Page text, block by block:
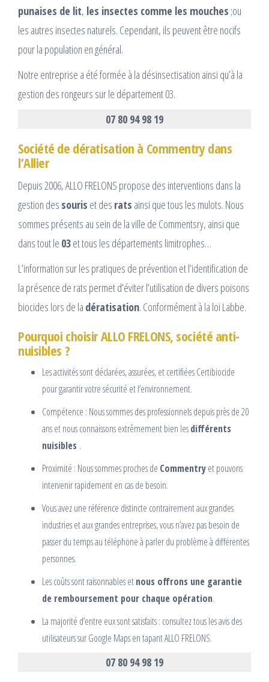
punaises de lit, les insectes comme les mouches ;ou
les autres insectes naturels. Cependant, ils peuvent être nocifs
pour la population en général.
Notre entreprise a été formée à la désinsectisation ainsi qu’à la
gestion des rongeurs sur le département 03.
07 80 94 98 19
Société de dératisation à Commentry dans
l’Allier
Depuis 2006, ALLO FRELONS propose des interventions dans la
gestion des souris et des rats ainsi que tous les mulots. Nous
sommes présents au sein de la ville de Commentsry, ainsi que
dans tout le 03et tous les départements limitrophes…
L’information sur les pratiques de prévention et l’identification de
la présence de rats permet d’éviter l’utilisation de divers poisons
biocides lors de la dératisation. Conformément à la loi Labbe.
Pourquoi choisir ALLO FRELONS, société anti-
nuisibles ?
Les activités sont déclarées, assurées, et certifiées Certibiocide
pour garantir votre sécurité et l’environnement.
Compétence : Nous sommes des professionnels depuis près de 20
ans et nous connaissons extrêmement bien lesdifférents
nuisibles .
Proximité : Nous sommes proches de Commentryet pouvons
intervenir rapidement en cas de besoin.
Vous avez une référence distincte contrairement aux grandes
industries et aux grandes entreprises, vous n’avez pas besoin de
passer du temps au téléphone à parler du problème à différentes
personnes.
Les coûts sont raisonnables etnous offrons une garantie
de remboursement pour chaque opération.
La majorité d’entre eux sont satisfaits : consultez tous les avis des
utilisateurs sur Google Maps en tapant ALLO FRELONS.
07 80 94 98 19